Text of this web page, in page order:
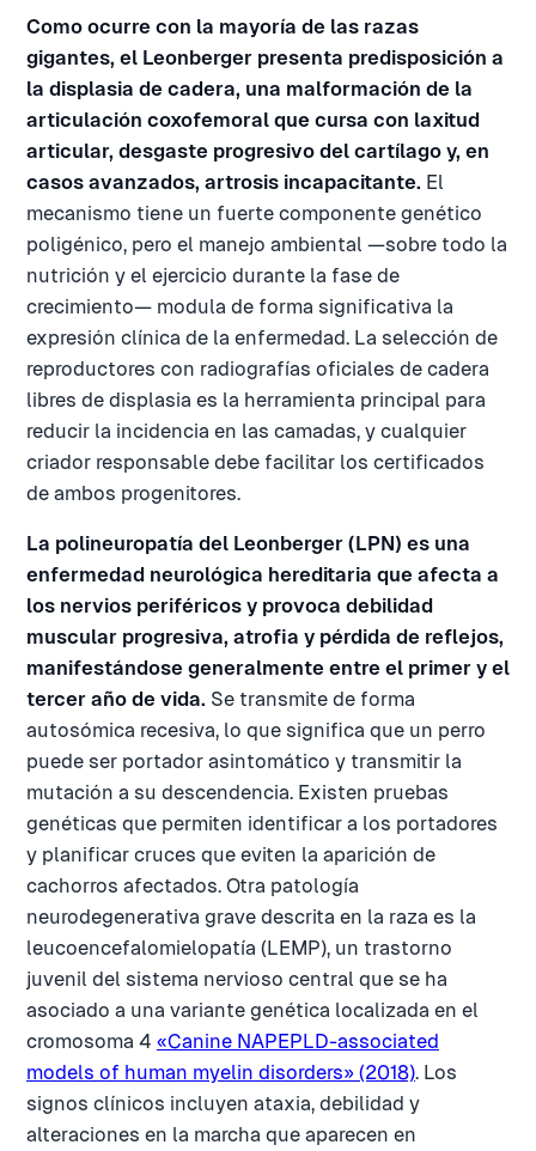
Como ocurre con la mayoría de las razas
gigantes, el Leonberger presenta predisposición a
la displasia de cadera, una malformación de la
articulación coxofemoral que cursa con laxitud
articular, desgaste progresivo del cartílago y, en
casos avanzados, artrosis incapacitante. El
mecanismo tiene un fuerte componente genético
poligénico, pero el manejo ambiental —sobre todo la
nutrición y el ejercicio durante la fase de
crecimiento— modula de forma significativa la
expresión clínica de la enfermedad. La selección de
reproductores con radiografías oficiales de cadera
libres de displasia es la herramienta principal para
reducir la incidencia en las camadas, y cualquier
criador responsable debe facilitar los certificados
de ambos progenitores.
La polineuropatía del Leonberger (LPN) es una
enfermedad neurológica hereditaria que afecta a
los nervios periféricos y provoca debilidad
muscular progresiva, atrofia y pérdida de reflejos,
manifestándose generalmente entre el primer y el
tercer año de vida. Se transmite de forma
autosómica recesiva, lo que significa que un perro
puede ser portador asintomático y transmitir la
mutación a su descendencia. Existen pruebas
genéticas que permiten identificar a los portadores
y planificar cruces que eviten la aparición de
cachorros afectados. Otra patología
neurodegenerativa grave descrita en la raza es la
leucoencefalomielopatía (LEMP), un trastorno
juvenil del sistema nervioso central que se ha
asociado a una variante genética localizada en el
cromosoma 4 «Canine NAPEPLD-associated
models of human myelin disorders» (2018). Los
signos clínicos incluyen ataxia, debilidad y
alteraciones en la marcha que aparecen en